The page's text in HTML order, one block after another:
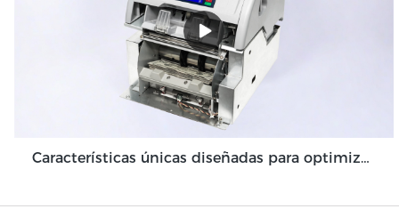
Características únicas diseñadas para optimizar el módulo de máquina de depósito en efectivo Grace GDM100